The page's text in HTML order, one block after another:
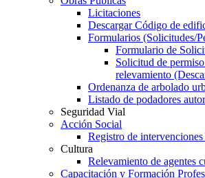
Licitaciones
Descargar Código de
Formularios (Solicitudes/
Formulario de
Solicitud de
relevamiento
Ordenanza de arbolado
Listado de podadores
Seguridad Vial
Acción Social
Registro de
Cultura
Relevamiento de agentes
Capacitación y Formación